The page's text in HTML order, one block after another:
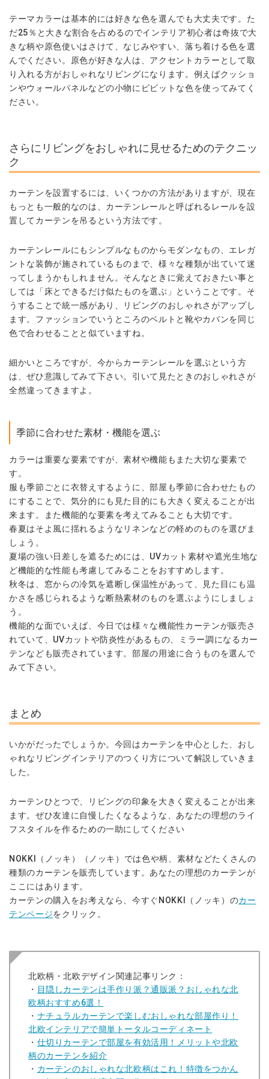
テーマカラーは基本的には好きな色を選んでも大丈夫です。た
だ25％と大きな割合を占めるのでインテリア初心者は奇抜で大
きな柄や原色使いはさけて、なじみやすい、落ち着ける色を選
んでください。原色が好きな人は、アクセントカラーとして取
り入れる方がおしゃれなリビングになります。例えばクッショ
ンやウォールパネルなどの小物にビビットな色を使ってみてく
ださい。
さらにリビングをおしゃれに見せるためのテクニッ
ク
カーテンを設置するには、いくつかの方法がありますが、現在
もっとも一般的なのは、カーテンレールと呼ばれるレールを設
置してカーテンを吊るという方法です。
カーテンレールにもシンプルなものからモダンなもの、エレガ
ントな装飾が施されているものまで、様々な種類が出ていて迷
ってしまうかもしれません。そんなときに覚えておきたい事と
しては「床とできるだけ似たものを選ぶ」ということです。そ
うすることで統一感があり、リビングのおしゃれさがアップし
ます。ファッションでいうところのベルトと靴やカバンを同じ
色で合わせることと似ていますね。
細かいところですが、今からカーテンレールを選ぶという方
は、ぜひ意識してみて下さい。引いて見たときのおしゃれさが
全然違ってきますよ。
季節に合わせた素材・機能を選ぶ
カラーは重要な要素ですが、素材や機能もまた大切な要素で
す。
服も季節ごとに衣替えするように、部屋も季節に合わせたもの
にすることで、気分的にも見た目的にも大きく変えることが出
来ます。また機能的な要素を考えてみることも大切です。
春夏はそよ風に揺れるようなリネンなどの軽めのものを選びま
しょう。
夏場の強い日差しを遮るためには、UVカット素材や遮光生地な
ど機能的な性能も考慮してみることをおすすめします。
秋冬は、窓からの冷気を遮断し保温性があって、見た目にも温
かさを感じられるような断熱素材のものを選ぶようにしましょ
う。
機能的な面でいえば、今日では様々な機能性カーテンが販売さ
れていて、UVカットや防炎性があるもの、ミラー調になるカー
テンなども販売されています。部屋の用途に合うものを選んで
みて下さい。
まとめ
いかがだったでしょうか。 今回はカーテンを中心とした、おし
ゃれなリビングインテリアのつくり方について解説していきま
した。
カーテンひとつで、リビングの印象を大きく変えることが出来
ます。ぜひ友達に自慢したくなるような、あなたの理想のライ
フスタイルを作るための一助にしてください
NOKKI（ノッキ）（ノッキ）では色や柄、素材などたくさんの
種類のカーテンを販売しています。あなたの理想のカーテンが
ここにはあります。
カーテンの購入をお考えなら、今すぐNOKKI（ノッキ）のカー
テンページをクリック。
北欧柄・北欧デザイン関連記事リンク：
・ 目隠しカーテンは手作り派？通販派？おしゃれな北
欧柄おすすめ6選！
・ ナチュラルカーテンで楽しむおしゃれな部屋作り！
北欧インテリアで簡単トータルコーディネート
・ 仕切りカーテンで部屋を有効活用！メリットや北欧
柄のカーテンを紹介
・ カーテンのおしゃれな北欧柄はこれ！特徴をつかん